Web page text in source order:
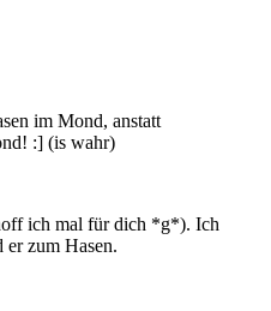
im Mond, anstatt
:] (is wahr)
ich mal für dich *g*). Ich
er zum Hasen.